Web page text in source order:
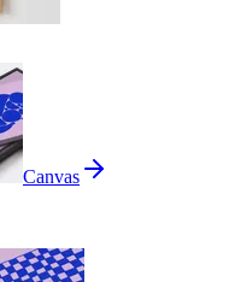
Canvas